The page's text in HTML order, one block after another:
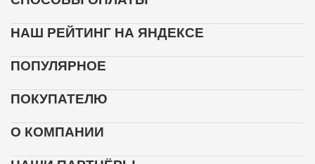
НАШ РЕЙТИНГ НА ЯНДЕКСЕ
ПОПУЛЯРНОЕ
ПОКУПАТЕЛЮ
О КОМПАНИИ